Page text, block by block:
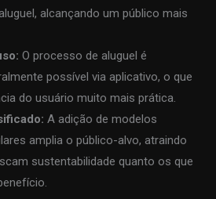
alcançando um público mais
O processo de aluguel é
possível via aplicativo, o que
do usuário muito mais prática.
A adição de modelos
amplia o público-alvo, atraindo
sustentabilidade quanto os que